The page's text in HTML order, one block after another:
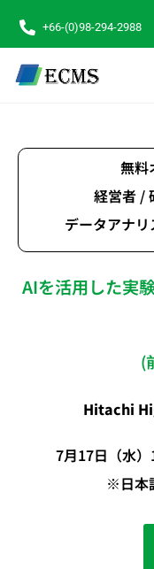
+66-(0)98-294-2988
無料
経営者 /
データアナ
AIを活用した実
(
Hitachi
7月17日（水）
※日本